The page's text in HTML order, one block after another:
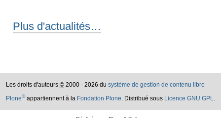
Plus d'actualités…
Les droits d'auteurs © 2000 - 2026 du système de gestion de contenu libre
Plone®appartiennent à la Fondation Plone. Distribué sous Licence GNU GPL.